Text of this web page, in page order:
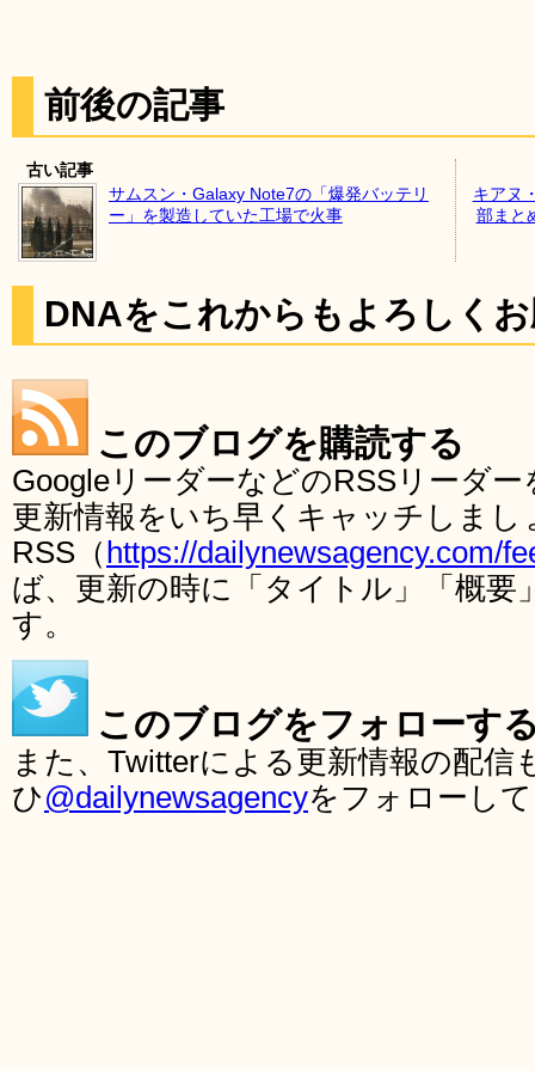
前後の記事
古い記事
サムスン・Galaxy Note7の「爆発バッテリ
ー」を製造していた工場で火事
キアヌ
部まと
DNAをこれからもよろしく
このブログを購読する
GoogleリーダーなどのRSSリーダ
更新情報をいち早くキャッチしま
RSS（ https://dailynewsagency.com/
ば、更新の時に「タイトル」「概要
す。
このブログをフォローす
また、Twitterによる更新情報の配
ひ@dailynewsagencyをフォローし